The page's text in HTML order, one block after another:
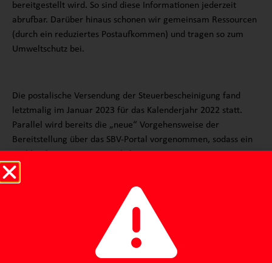
bereitgestellt wird. So sind diese Informationen jederzeit
abrufbar. Darüber hinaus schonen wir gemeinsam Ressourcen
(durch ein reduziertes Postaufkommen) und tragen so zum
Umweltschutz bei.
Die postalische Versendung der Steuerbescheinigung fand
letztmalig im Januar 2023 für das Kalenderjahr 2022 statt.
Parallel wird bereits die „neue“ Vorgehensweise der
Bereitstellung über das SBV-Portal vorgenommen, sodass ein